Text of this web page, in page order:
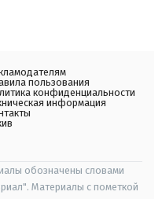
пользования
конфиденциальности
информация
обозначены словами
Материалы с пометкой